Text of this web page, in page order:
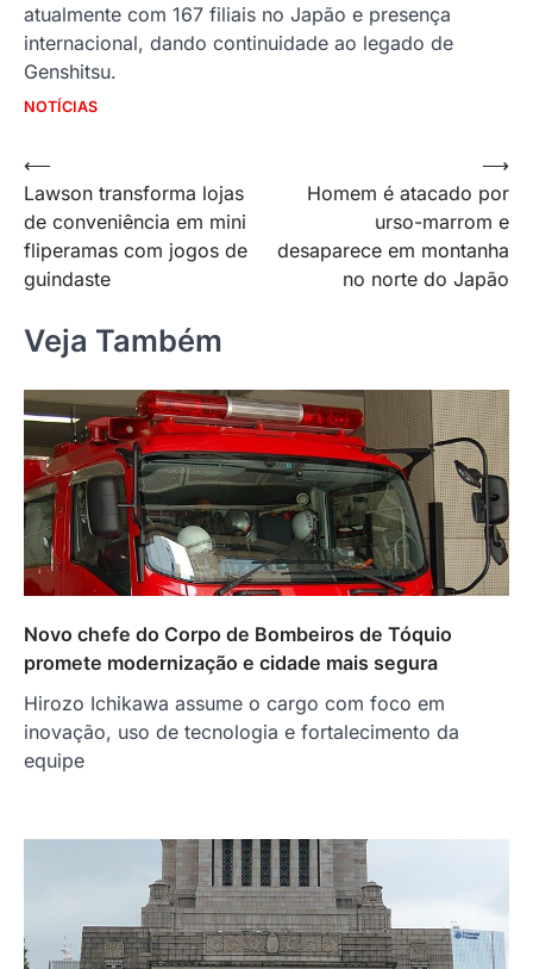
atualmente com 167 filiais no Japão e presença
internacional, dando continuidade ao legado de
Genshitsu.
NOTÍCIAS
Navegação
de
Post
⟵
Lawson transforma lojas
de conveniência em mini
fliperamas com jogos de
guindaste
Homem é atacado por
urso-marrom e
desaparece em montanha
no norte do Japão
⟶
Veja Também
Novo chefe do Corpo de Bombeiros de Tóquio
promete modernização e cidade mais segura
Hirozo Ichikawa assume o cargo com foco em
inovação, uso de tecnologia e fortalecimento da
equipe